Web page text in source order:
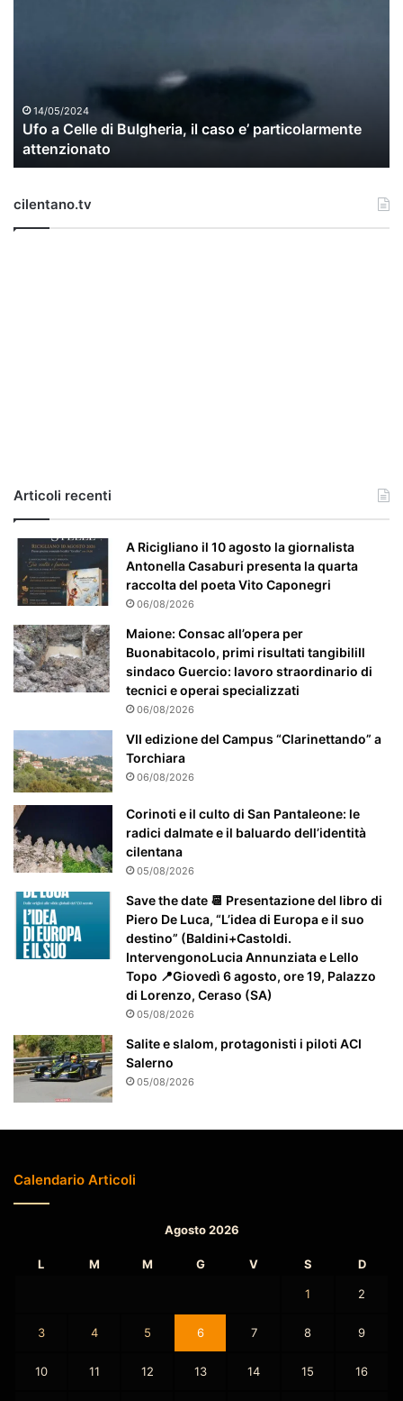
i
u
l
e
p
t
c
o
l
a
n
t
e
a
t
t
e
n
14/05/2024
Ufo a Celle di Bulgheria, il caso e’ particolarmente
attenzionato
cilentano.tv
Articoli recenti
A Ricigliano il 10 agosto la giornalista
Antonella Casaburi presenta la quarta
raccolta del poeta Vito Caponegri
06/08/2026
Maione: Consac all’opera per
Buonabitacolo, primi risultati tangibiliIl
sindaco Guercio: lavoro straordinario di
tecnici e operai specializzati
06/08/2026
VII edizione del Campus “Clarinettando” a
Torchiara
06/08/2026
Corinoti e il culto di San Pantaleone: le
radici dalmate e il baluardo dell’identità
cilentana
05/08/2026
Save the date 📆 Presentazione del libro di
Piero De Luca, “L’idea di Europa e il suo
destino” (Baldini+Castoldi.
IntervengonoLucia Annunziata e Lello
Topo 📍Giovedì 6 agosto, ore 19, Palazzo
di Lorenzo, Ceraso (SA)
05/08/2026
Salite e slalom, protagonisti i piloti ACI
Salerno
05/08/2026
Calendario Articoli
Agosto 2026
L M M G V S D
1 2
3 4 5 6 7 8 9
10 11 12 13 14 15 16